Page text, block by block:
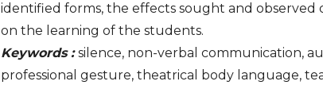
identified forms, the effects sought and observed
on the learning of the students.
Keywords :silence, non-verbal communication,
professional gesture, theatrical body language,